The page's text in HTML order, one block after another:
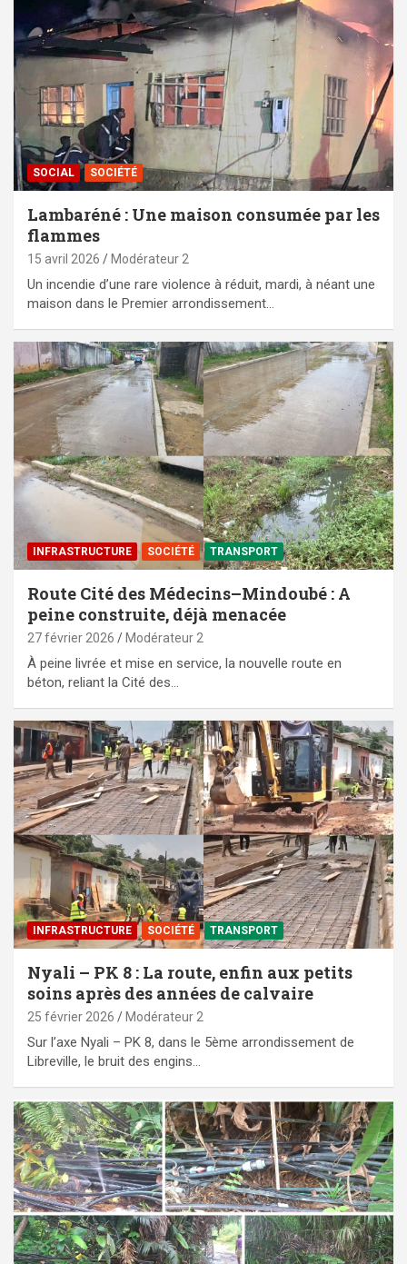
SOCIAL SOCIÉTÉ
Lambaréné : Une maison consumée par les
flammes
15 avril 2026 Modérateur 2
Un incendie d’une rare violence à réduit, mardi, à néant une
maison dans le Premier arrondissement…
⁠INFRASTRUCTURE SOCIÉTÉ TRANSPORT
Route Cité des Médecins–Mindoubé : A
peine construite, déjà menacée
27 février 2026 Modérateur 2
À peine livrée et mise en service, la nouvelle route en
béton, reliant la Cité des…
⁠INFRASTRUCTURE SOCIÉTÉ TRANSPORT
Nyali – PK 8 : La route, enfin aux petits
soins après des années de calvaire
25 février 2026 Modérateur 2
Sur l’axe Nyali – PK 8, dans le 5ème arrondissement de
Libreville, le bruit des engins…